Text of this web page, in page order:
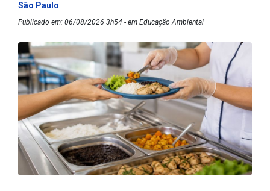
São Paulo
Publicado em: 06/08/2026 3h54 - em Educação Ambiental